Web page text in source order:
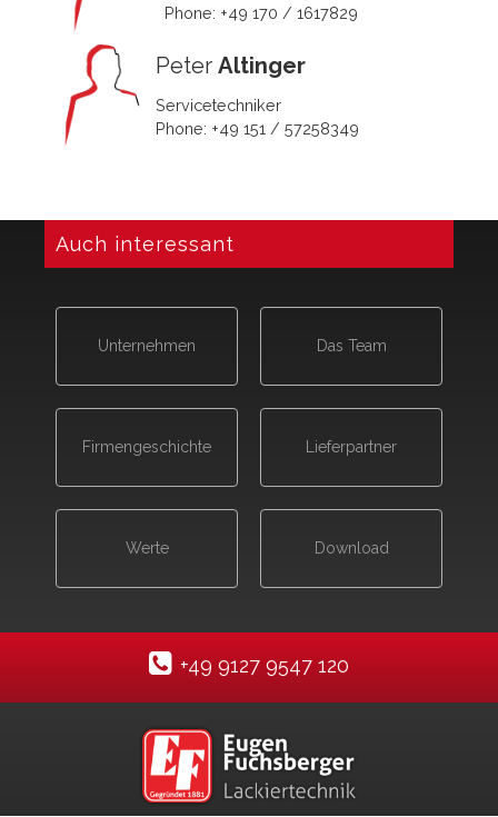
Phone: +49 170 / 1617829
Peter Altinger
Servicetechniker
Phone: +49 151 / 57258349
Auch interessant
Unternehmen Das Team
Firmen­geschichte Lieferpartner
Werte Download
+49 9127 9547 120